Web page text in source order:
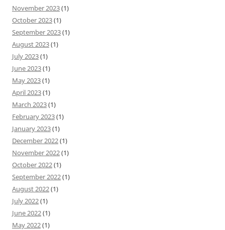
November 2023(1)
October 2023(1)
September 2023(1)
August 2023(1)
July 2023(1)
June 2023(1)
May 2023(1)
April 2023(1)
March 2023(1)
February 2023(1)
January 2023(1)
December 2022(1)
November 2022(1)
October 2022(1)
September 2022(1)
August 2022(1)
July 2022(1)
June 2022(1)
May 2022(1)